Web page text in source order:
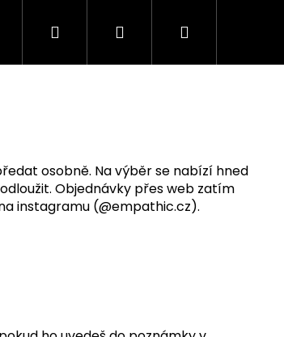
Hledat PřihlášeníNákupní
osobně. Na výběr se nabízí hned
Objednávky přes web zatím
instagramu (@empathic.cz).